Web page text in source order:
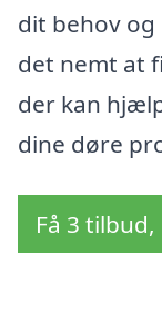
dit behov
det nemt at
der kan
dine døre
Få 3